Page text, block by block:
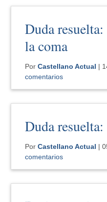
Duda
la coma
PorCastellano Actual |
comentarios
Duda
PorCastellano Actual |
comentarios